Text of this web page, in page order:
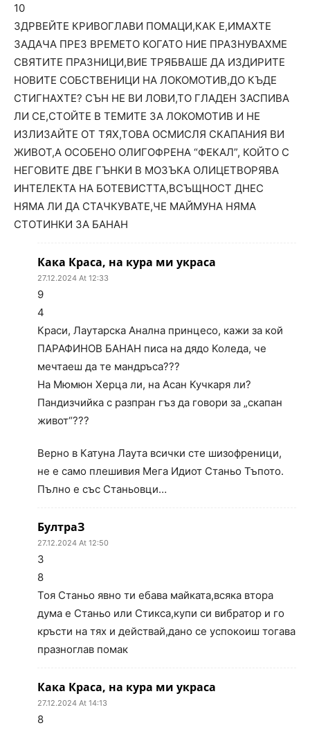
10
ЗДРВЕЙТЕ КРИВОГЛАВИ ПОМАЦИ,КАК Е,ИМАХТЕ
ЗАДАЧА ПРЕЗ ВРЕМЕТО КОГАТО НИЕ ПРАЗНУВАХМЕ
СВЯТИТЕ ПРАЗНИЦИ,ВИЕ ТРЯБВАШЕ ДА ИЗДИРИТЕ
НОВИТЕ СОБСТВЕНИЦИ НА ЛОКОМОТИВ,ДО КЪДЕ
СТИГНАХТЕ? СЪН НЕ ВИ ЛОВИ,ТО ГЛАДЕН ЗАСПИВА
ЛИ СЕ,СТОЙТЕ В ТЕМИТЕ ЗА ЛОКОМОТИВ И НЕ
ИЗЛИЗАЙТЕ ОТ ТЯХ,ТОВА ОСМИСЛЯ СКАПАНИЯ ВИ
ЖИВОТ,А ОСОБЕНО ОЛИГОФРЕНА “ФЕКАЛ”, КОЙТО С
НЕГОВИТЕ ДВЕ ГЪНКИ В МОЗЪКА ОЛИЦЕТВОРЯВА
ИНТЕЛЕКТА НА БОТЕВИСТТА,ВСЪЩНОСТ ДНЕС
НЯМА ЛИ ДА СТАЧКУВАТЕ,ЧЕ МАЙМУНА НЯМА
СТОТИНКИ ЗА БАНАН
Кака Краса, на кура ми украса
27.12.2024 At 12:33
9
4
Краси, Лаутарска Анална принцесо, кажи за кой
ПАРАФИНОВ БАНАН писа на дядо Коледа, че
мечтаеш да те мандръса???
На Мюмюн Херца ли, на Асан Кучкаря ли?
Пандизчийка с разпран гъз да говори за „скапан
живот“???
Верно в Катуна Лаута всички сте шизофреници,
не е само плешивия Мега Идиот Станьо Тъпото.
Пълно е със Станьовци…
БултраЗ
27.12.2024 At 12:50
3
8
Тоя Станьо явно ти ебава майката,всяка втора
дума е Станьо или Стикса,купи си вибратор и го
кръсти на тях и действай,дано се успокоиш тогава
празноглав помак
Кака Краса, на кура ми украса
27.12.2024 At 14:13
8